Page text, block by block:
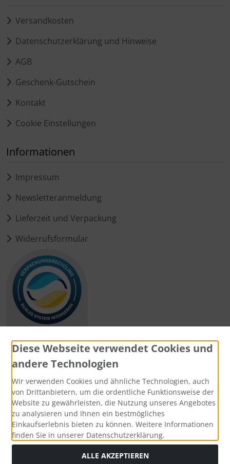
Versandkosten
Datenschutzerklärung und Hinweise
AGB
Geschenk-Gutschein
Kontakt
Cookie Einstellungen
Informationen
Impressum
Newsletteranmeldung
Lieferzeit und Verpackung
Widerrufsformular
Zahlungsmethoden
Social Media
Diese Webseite verwendet Cookies und
andere Technologien
Wir verwenden Cookies und ähnliche Technologien, auch
von Drittanbietern, um die ordentliche Funktionsweise der
Website zu gewährleisten, die Nutzung unseres Angebotes
zu analysieren und Ihnen ein bestmögliches
Einkaufserlebnis bieten zu können. Weitere Informationen
finden Sie in unserer Datenschutzerklärung.
ALLE AKZEPTIEREN